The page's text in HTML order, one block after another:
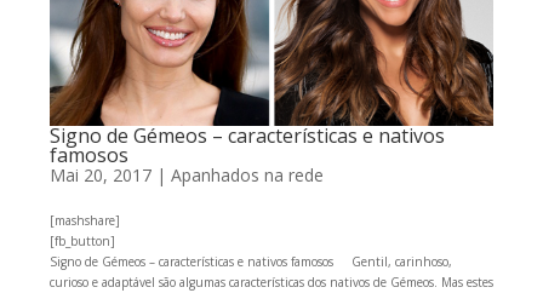
Signo de Gémeos – características e nativos
famosos
Mai 20, 2017 | Apanhados na rede
[mashshare]
[fb_button]
Signo de Gémeos – características e nativos famosos Gentil, carinhoso,
curioso e adaptável são algumas características dos nativos de Gémeos. Mas estes